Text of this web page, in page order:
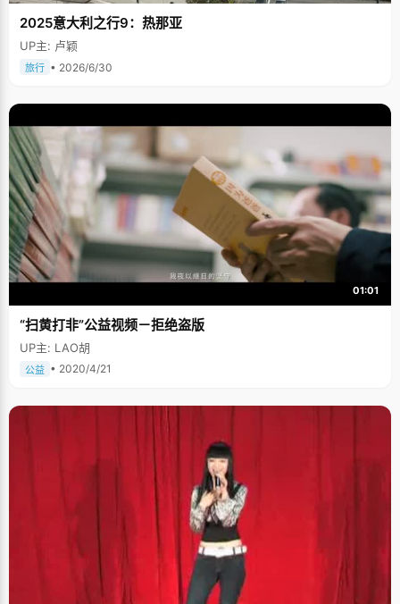
2025意大利之行9：热那亚
UP主: 卢颖
旅行 • 2026/6/30
01:01
“扫黄打非”公益视频－拒绝盗版
UP主: LAO胡
公益 • 2020/4/21